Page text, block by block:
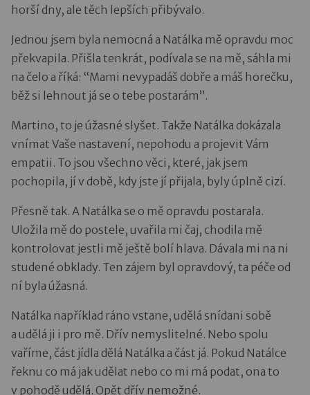
horší dny, ale těch lepších přibývalo.
Jednou jsem byla nemocná a Natálka mě opravdu moc
překvapila. Přišla tenkrát, podívala se na mě, sáhla mi
na čelo a říká: “Mami nevypadáš dobře a máš horečku,
běž si lehnout já se o tebe postarám”.
Martino, to je úžasné slyšet. Takže Natálka dokázala
vnímat Vaše nastavení, nepohodu a projevit Vám
empatii. To jsou všechno věci, které, jak jsem
pochopila, jí v době, kdy jste jí přijala, byly úplně cizí.
Přesně tak. A Natálka se o mě opravdu postarala.
Uložila mě do postele, uvařila mi čaj, chodila mě
kontrolovat jestli mě ještě bolí hlava. Dávala mi na ni
studené obklady. Ten zájem byl opravdový, ta péče od
ní byla úžasná.
Natálka například ráno vstane, udělá snídani sobě
a udělá ji i pro mě. Dřív nemyslitelné. Nebo spolu
vaříme, část jídla dělá Natálka a část já. Pokud Natálce
řeknu co má jak udělat nebo co mi má podat, ona to
v pohodě udělá. Opět dřív nemožné.